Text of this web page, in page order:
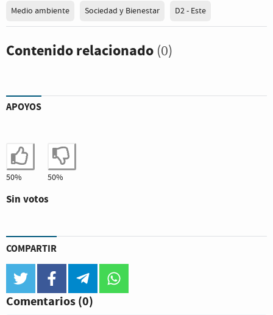
Medio ambiente Sociedad y Bienestar D2 - Este
Contenido relacionado (0)
APOYOS
Estoy de acuerdo
50% No estoy de acuerdo
50%
Sin votos
COMPARTIR
twitter facebook telegram
Comentarios(0)